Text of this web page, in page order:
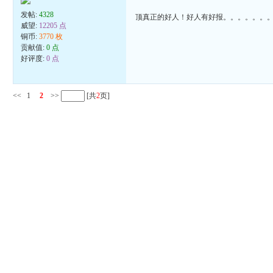
发帖:4328
威望: 12205 点
铜币:3770 枚
贡献值:0 点
好评度:0 点
顶真正的好人！好人有好报。。。。。。
<< 1 2 >> [共2页]